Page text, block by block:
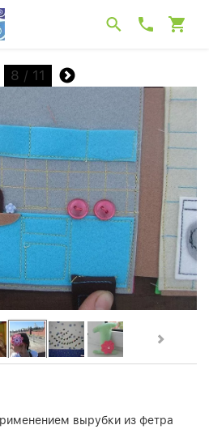
8 / 11
вырубки из фетра